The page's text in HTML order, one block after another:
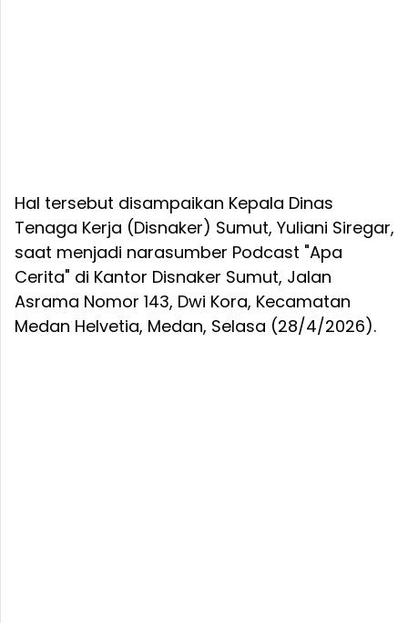
Hal tersebut disampaikan Kepala Dinas
Tenaga Kerja (Disnaker) Sumut, Yuliani Siregar,
saat menjadi narasumber Podcast "Apa
Cerita" di Kantor Disnaker Sumut, Jalan
Asrama Nomor 143, Dwi Kora, Kecamatan
Medan Helvetia, Medan, Selasa (28/4/2026).